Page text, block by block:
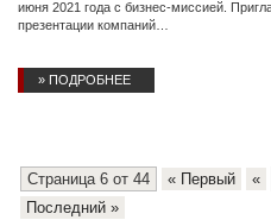
июня 2021 года с бизнес-миссией.
презентации компаний…
» ПОДРОБНЕЕ
Страница 6 от 44 « Первый «
Последний »